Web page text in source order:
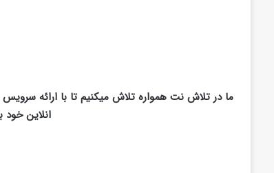
ما در تلاش نت همواره تلاش میکنیم تا با ارائه سرویس
انلاین